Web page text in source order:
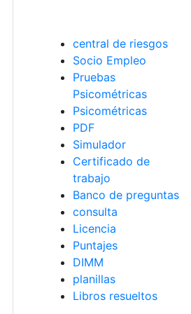
central de riesgos
Socio Empleo
Pruebas
Psicométricas
Psicométricas
PDF
Simulador
Certificado de
trabajo
Banco de preguntas
consulta
Licencia
Puntajes
DIMM
planillas
Libros resueltos